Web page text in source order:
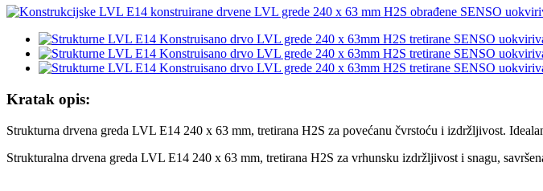
Kratak opis:
Strukturna drvena greda LVL E14 240 x 63 mm, tretirana H2S za povećanu čvrstoću i izdržljivost.
Strukturalna drvena greda LVL E14 240 x 63 mm, tretirana H2S za vrhunsku izdržljivost i snagu,